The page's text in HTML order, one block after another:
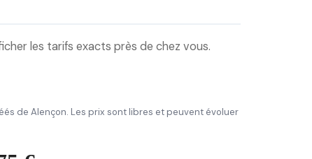
les tarifs exacts près de chez vous.
de Alençon. Les prix sont libres et peuvent évoluer